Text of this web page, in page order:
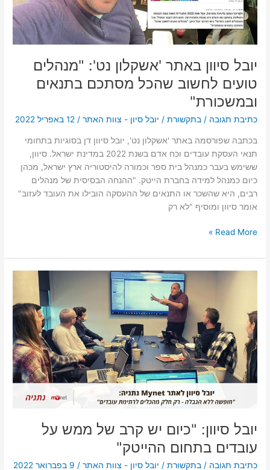
יובל סיוון באתר 'אשקלון נט': "מנהלים
טועים לחשוב שהכל מסתכם בתנאים
ובמשכורת"
כתיבת תגובה /בתקשורת / יובל סיון - צוות האתר/ 12 באפריל 2022
בכתבה שפורסמה באתר 'אשקלון נט', יובל סיוון דן בסוגיות בתחומי
תנאי העסקת עובדים וכח אדם בשנת 2022 במדינת ישראל. סיוון,
ששימש בעבר כמנהל בית ספר וכמורה להיסטוריה ארץ ישראל, מכהן
כיום כמנהל למידה בחברת הייטק. "ההנחה הבסיסית של מנהלים
רבים, היא שהשכר או התנאים של ההעסקה הובילו את העובד לעזוב"
אומר סיוון ומוסיף "לא רק
לחשוב
שהכל
מסתכם
בתנאים
ובמשכורת"
Read More »
יובל סיוון: "כיום יש קרב של ממש על
עובדים בתחום ההייטק"
כתיבת תגובה /בתקשורת / יובל סיון - צוות האתר/ 9 בפברואר 2022
יש
קרב
של
ממש
על
עובדים